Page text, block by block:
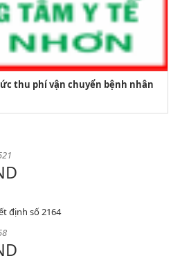
thu phí vận chuyển bệnh nhân
mục vị trí việc làm